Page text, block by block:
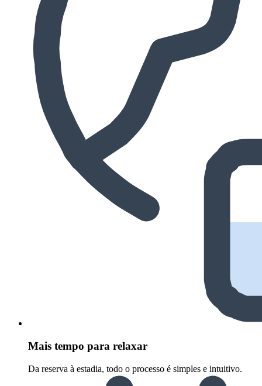
Mais tempo para relaxar
Da reserva à estadia, todo o processo é simples e intuitivo.